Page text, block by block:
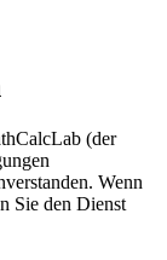
(der
Wenn
Sie den Dienst